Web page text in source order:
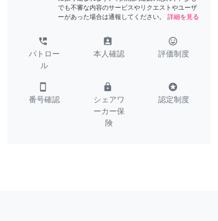
でも不審な内容のサービスやリクエストやユーザ
ーがあった場合は通報してください。
詳細を見る
perm_phone_msg
パトロー
ル
assignment_ind
本人確認
tag_faces
評価制度
smartphone
番号確認
lock
シェアワ
ーカー保
険
stars
認定制度